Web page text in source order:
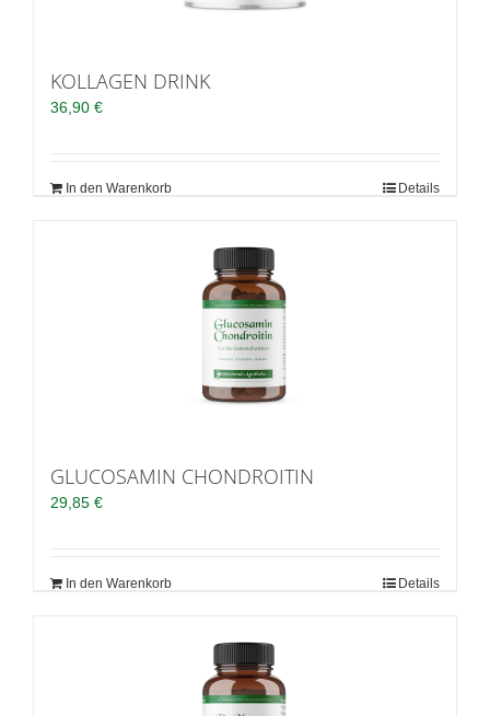
KOLLAGEN DRINK
36,90 €
In den Warenkorb Details
GLUCOSAMIN CHONDROITIN
29,85 €
In den Warenkorb Details